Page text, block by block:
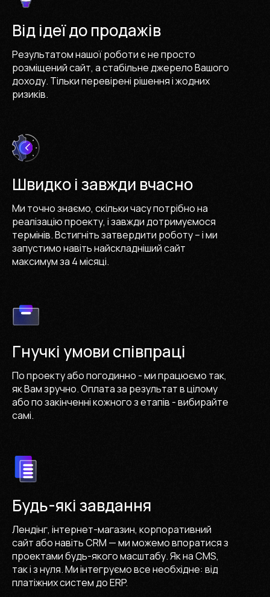
Від ідеї до продажів
Результатом нашої роботи є не просто
розміщений сайт, а стабільне джерело Вашого
доходу. Тільки перевірені рішення і жодних
ризиків.
Швидко і завжди вчасно
Ми точно знаємо, скільки часу потрібно на
реалізацію проекту, і завжди дотримуємося
термінів. Встигніть затвердити роботу – і ми
запустимо навіть найскладніший сайт
максимум за 4 місяці.
Гнучкі умови співпраці
По проекту або погодинно - ми працюємо так,
як Вам зручно. Оплата за результат в цілому
або по закінченні кожного з етапів - вибирайте
самі.
Будь-які завдання
Лендінг, інтернет-магазин, корпоративний
сайт або навіть CRM — ми можемо впоратися з
проектами будь-якого масштабу. Як на CMS,
так і з нуля. Ми інтегруємо все необхідне: від
платіжних систем до ERP.